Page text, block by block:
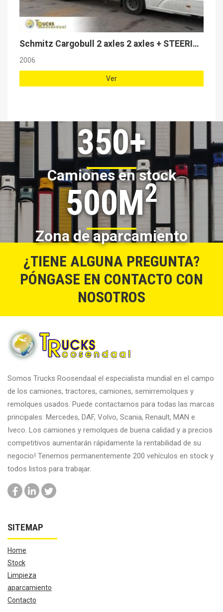
Schmitz Cargobull 2 axles 2 axles + STEERING AXLE + LOAD LIFT + CARRIER MAXIMA 1300
2006
Ver
350+
Camiones en stock
500M2
Zona de aparcamiento
¿TIENE ALGUNA PREGUNTA?
PÓNGASE EN CONTACTO CON
NOSOTROS
Somos Trucks Roosendaal el especialista mundial en el campo
de los camiones, tractores, camiones, semirremolques y
remolques usados. Puede contactarnos para todas las marcas
principales: Mercedes, DAF, Volvo, Scania, Renault, MAN e
Iveco. Los camiones y remolques de buena calidad y a precios
competitivos aumentarán rápidamente la rentabilidad de su
negocio! Tenemos permanentemente 200 vehículos en stock y
todos listos para trabajar.
SITEMAP
Home
Stock
Limpieza
aparcamiento
Contacto